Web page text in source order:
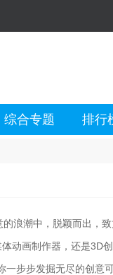
综合专题 排行
浪潮中，脱颖而出，
动画制作器，还是3D
步步发掘无尽的创意